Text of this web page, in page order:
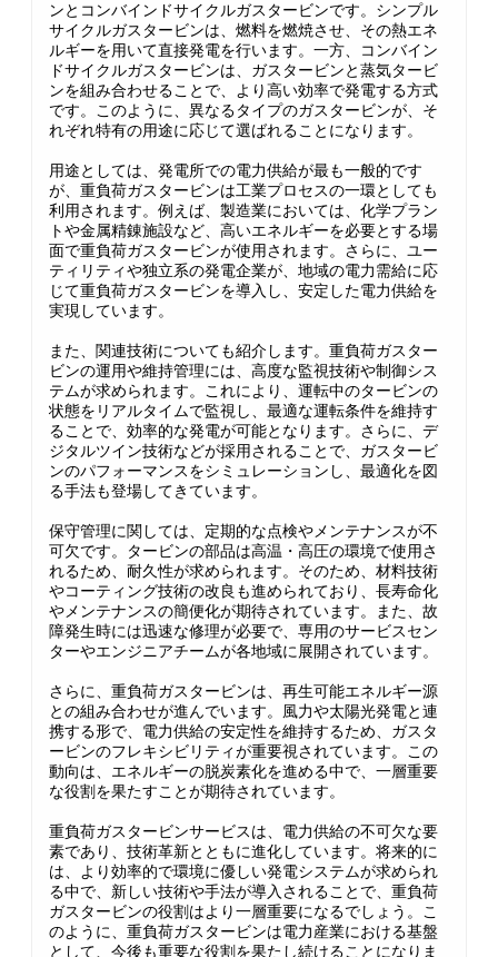
ンとコンバインドサイクルガスタービンです。シンプル
サイクルガスタービンは、燃料を燃焼させ、その熱エネ
ルギーを用いて直接発電を行います。一方、コンバイン
ドサイクルガスタービンは、ガスタービンと蒸気タービ
ンを組み合わせることで、より高い効率で発電する方式
です。このように、異なるタイプのガスタービンが、そ
れぞれ特有の用途に応じて選ばれることになります。
用途としては、発電所での電力供給が最も一般的です
が、重負荷ガスタービンは工業プロセスの一環としても
利用されます。例えば、製造業においては、化学プラン
トや金属精錬施設など、高いエネルギーを必要とする場
面で重負荷ガスタービンが使用されます。さらに、ユー
ティリティや独立系の発電企業が、地域の電力需給に応
じて重負荷ガスタービンを導入し、安定した電力供給を
実現しています。
また、関連技術についても紹介します。重負荷ガスター
ビンの運用や維持管理には、高度な監視技術や制御シス
テムが求められます。これにより、運転中のタービンの
状態をリアルタイムで監視し、最適な運転条件を維持す
ることで、効率的な発電が可能となります。さらに、デ
ジタルツイン技術などが採用されることで、ガスタービ
ンのパフォーマンスをシミュレーションし、最適化を図
る手法も登場してきています。
保守管理に関しては、定期的な点検やメンテナンスが不
可欠です。タービンの部品は高温・高圧の環境で使用さ
れるため、耐久性が求められます。そのため、材料技術
やコーティング技術の改良も進められており、長寿命化
やメンテナンスの簡便化が期待されています。また、故
障発生時には迅速な修理が必要で、専用のサービスセン
ターやエンジニアチームが各地域に展開されています。
さらに、重負荷ガスタービンは、再生可能エネルギー源
との組み合わせが進んでいます。風力や太陽光発電と連
携する形で、電力供給の安定性を維持するため、ガスタ
ービンのフレキシビリティが重要視されています。この
動向は、エネルギーの脱炭素化を進める中で、一層重要
な役割を果たすことが期待されています。
重負荷ガスタービンサービスは、電力供給の不可欠な要
素であり、技術革新とともに進化しています。将来的に
は、より効率的で環境に優しい発電システムが求められ
る中で、新しい技術や手法が導入されることで、重負荷
ガスタービンの役割はより一層重要になるでしょう。こ
のように、重負荷ガスタービンは電力産業における基盤
として、今後も重要な役割を果たし続けることになりま